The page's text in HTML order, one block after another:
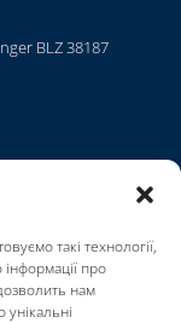
такі технології,
про
нам
унікальні
BLZ 38187